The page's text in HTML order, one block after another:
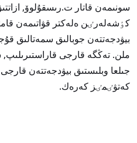
سونىمەن قاتار ت.رىسقۇلوۆ,
كٶشەلەرٸن ەلەكتر قۋاتىمەن
جىلعا وبلىستىق بيۋدجەتتەن قارجى
كەتۋٸمٸز كەرەك.